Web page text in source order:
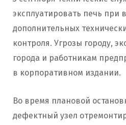
эксплуатировать печь при
дополнительных
контроля. Угрозы городу,
города и работникам
в корпоративном издании.
Во время плановой
дефектный узел